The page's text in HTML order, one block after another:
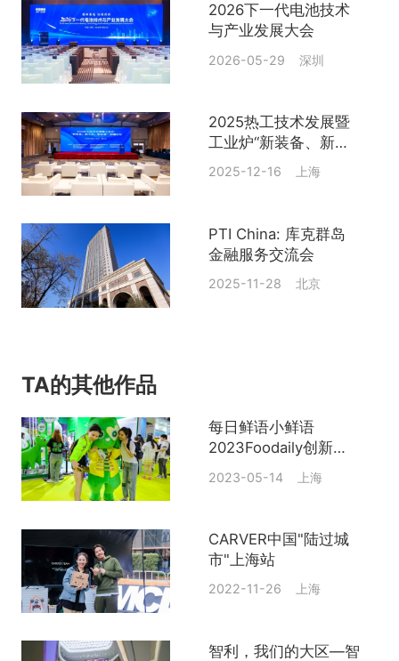
2026下一代电池技术
与产业发展大会
2026-05-29 深圳
2025热工技术发展暨
工业炉“新装备、新工
艺、新发展”前瞻论坛
2025-12-16 上海
PTI China: 库克群岛
金融服务交流会
2025-11-28 北京
TA的其他作品
每日鲜语小鲜语
2023Foodaily创新博
览会
2023-05-14 上海
CARVER中国"陆过城
市"上海站
2022-11-26 上海
智利，我们的大区—智